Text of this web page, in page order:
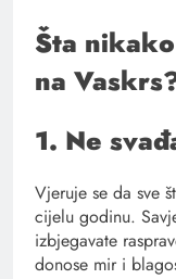
Šta
na
1. Ne
Vjeruje se da sve
cijelu godinu.
izbjegavate
donose mir i